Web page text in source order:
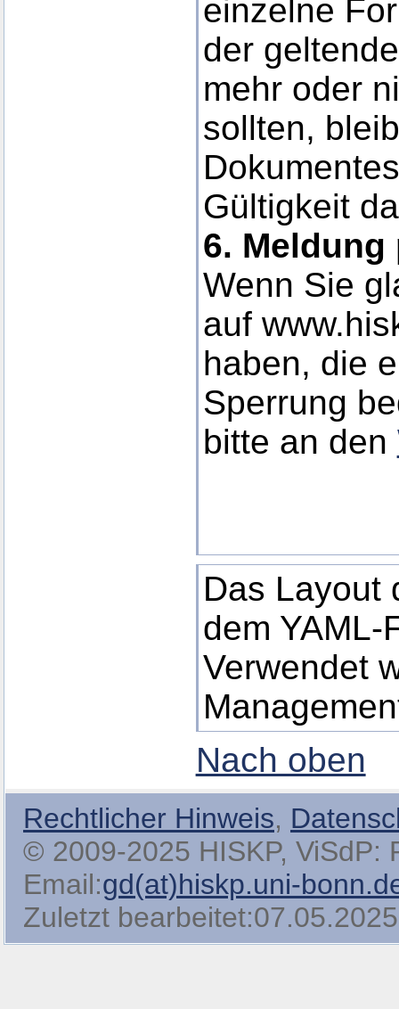
einzelne
der
mehr oder
sollten,
Gültigkeit
6.
Wenn Sie
auf
haben, die
Sperrung
bitte an den
Das Layout
dem YAML-
Verwendet
Nach oben
Rechtlicher Hinweis,
© 2009-2025 HISKP, ViSdP:
Email:gd(at)hiskp.uni-
Zuletzt